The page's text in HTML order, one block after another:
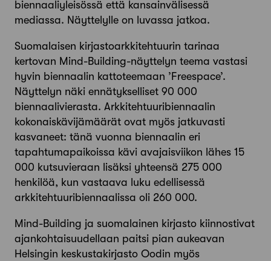
biennaaliyleisössä että kansainvälisessä
mediassa. Näyttelylle on luvassa jatkoa.
Suomalaisen kirjastoarkkitehtuurin tarinaa
kertovan Mind-Building-näyttelyn teema vastasi
hyvin biennaalin kattoteemaan ’Freespace’.
Näyttelyn näki ennätykselliset 90 000
biennaalivierasta. Arkkitehtuuribiennaalin
kokonaiskävijämäärät ovat myös jatkuvasti
kasvaneet: tänä vuonna biennaalin eri
tapahtumapaikoissa kävi avajaisviikon lähes 15
000 kutsuvieraan lisäksi yhteensä 275 000
henkilöä, kun vastaava luku edellisessä
arkkitehtuuribiennaalissa oli 260 000.
Mind-Building ja suomalainen kirjasto kiinnostivat
ajankohtaisuudellaan paitsi pian aukeavan
Helsingin keskustakirjasto Oodin myös